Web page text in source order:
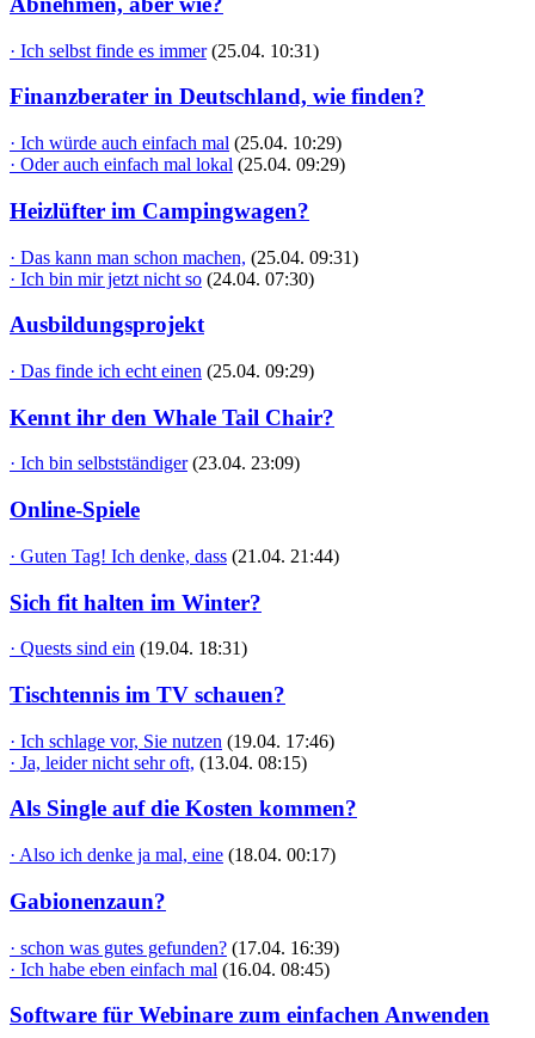
· Ich selbst finde es immer (25.04. 10:31)
Finanzberater in Deutschland, wie finden?
· Ich würde auch einfach mal (25.04. 10:29)
· Oder auch einfach mal lokal (25.04. 09:29)
Heizlüfter im Campingwagen?
· Das kann man schon machen, (25.04. 09:31)
· Ich bin mir jetzt nicht so (24.04. 07:30)
Ausbildungsprojekt
· Das finde ich echt einen (25.04. 09:29)
Kennt ihr den Whale Tail Chair?
· Ich bin selbstständiger (23.04. 23:09)
Online-Spiele
· Guten Tag! Ich denke, dass (21.04. 21:44)
Sich fit halten im Winter?
· Quests sind ein (19.04. 18:31)
Tischtennis im TV schauen?
· Ich schlage vor, Sie nutzen (19.04. 17:46)
· Ja, leider nicht sehr oft, (13.04. 08:15)
Als Single auf die Kosten kommen?
· Also ich denke ja mal, eine (18.04. 00:17)
Gabionenzaun?
· schon was gutes gefunden? (17.04. 16:39)
· Ich habe eben einfach mal (16.04. 08:45)
Software für Webinare zum einfachen Anwenden